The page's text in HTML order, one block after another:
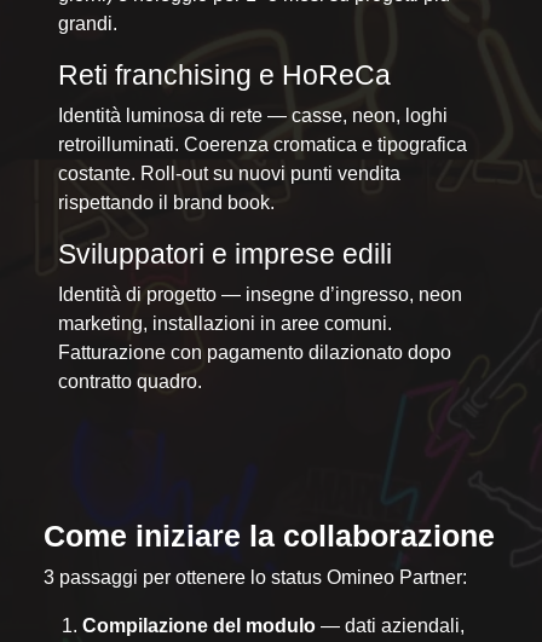
grandi.
Reti franchising e HoReCa
Identità luminosa di rete — casse, neon, loghi
retroilluminati. Coerenza cromatica e tipografica
costante. Roll-out su nuovi punti vendita
rispettando il brand book.
Sviluppatori e imprese edili
Identità di progetto — insegne d’ingresso, neon
marketing, installazioni in aree comuni.
Fatturazione con pagamento dilazionato dopo
contratto quadro.
Come iniziare la collaborazione
3 passaggi per ottenere lo status Omineo Partner:
Compilazione del modulo — dati aziendali,